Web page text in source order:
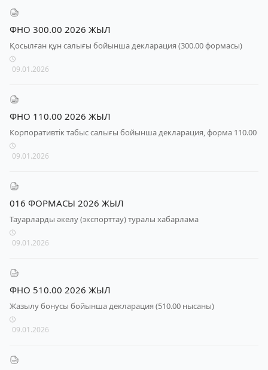
ФНО 300.00 2026 ЖЫЛ
Қосылған құн салығы бойынша декларация (300.00 формасы)
09.01.2026
ФНО 110.00 2026 ЖЫЛ
Корпоративтік табыс салығы бойынша декларация, форма 110.00
09.01.2026
016 ФОРМАСЫ 2026 ЖЫЛ
Тауарларды әкелу (экспорттау) туралы хабарлама
09.01.2026
ФНО 510.00 2026 ЖЫЛ
Жазылу бонусы бойынша декларация (510.00 нысаны)
09.01.2026